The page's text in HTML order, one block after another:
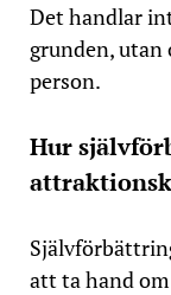
Det handlar
grunden, utan
person.
Hur
att ta hand